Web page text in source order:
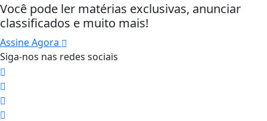
Você pode ler matérias exclusivas, anunciar
classificados e muito mais!
Assine Agora
Siga-nos nas redes sociais